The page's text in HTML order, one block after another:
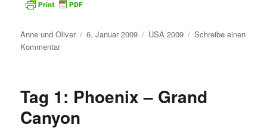
Autor
Anne und Oliver
Veröffentlicht
6. Januar 2009 Kategorien
USA 2009
Schreibe einen
Kommentarzu
kommen
Tag 1: Phoenix – Grand
Canyon